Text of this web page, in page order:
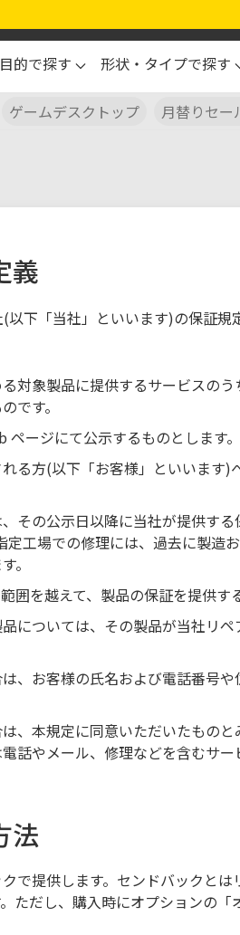
的で探す 形状・タイプで探す
ゲームデスクトップ 月替りセー
義
下「当社」といいます)の保証
対象製品に提供するサービスのう
です。
ージにて公示するものとします。
る方(以下「お客様」といいます
その公示日以降に当社が提供す
工場での修理には、過去に製造
。
囲を越えて、製品の保証を提供す
については、その製品が当社リ
、お客様の氏名および電話番号
、本規定に同意いただいたものと
話やメール、修理などを含むサー
法
で提供します。センドバックと
ただし、購入時にオプションの